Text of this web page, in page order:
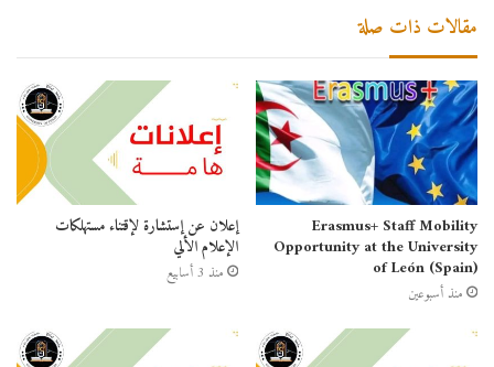
مقالات ذات صلة
Erasmus+ Staff Mobility
Opportunity at the University
of León (Spain)
منذ أسبوعين
إعلان عن إستشارة لإقتناء مستهلكات
الإعلام الألي
منذ 3 أسابيع